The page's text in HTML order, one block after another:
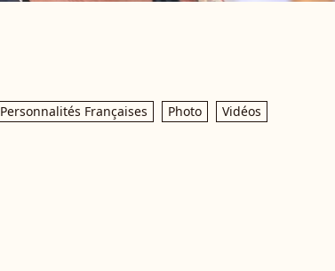
Personnalités Françaises Photo Vidéos